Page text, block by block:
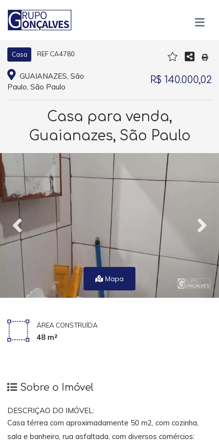
Casa REF CA4780
GUAIANAZES, São
Paulo, São Paulo
R$ 140.000,02
Casa para venda,
Guaianazes, São Paulo
Mapa
ÁREA CONSTRUÍDA
48 m²
Sobre o Imóvel
DESCRIÇAO DO IMÓVEL:
Casa térrea com aproximadamente 50 m2, com cozinha,
sala e banheiro, rua asfaltada, com diversos comércios: